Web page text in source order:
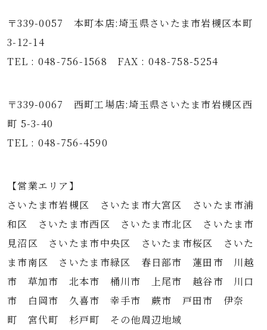
〒339-0057 本町本店:埼玉県さいたま市岩槻区本町
3-12-14
TEL : 048-756-1568 FAX : 048-758-5254
〒339-0067 西町工場店:埼玉県さいたま市岩槻区西
町 5-3-40
TEL : 048-756-4590
【営業エリア】
さいたま市岩槻区 さいたま市大宮区 さいたま市浦
和区 さいたま市西区 さいたま市北区 さいたま市
見沼区 さいたま市中央区 さいたま市桜区 さいた
ま市南区 さいたま市緑区 春日部市 蓮田市 川越
市 草加市 北本市 桶川市 上尾市 越谷市 川口
市 白岡市 久喜市 幸手市 蕨市 戸田市 伊奈
町 宮代町 杉戸町 その他周辺地域